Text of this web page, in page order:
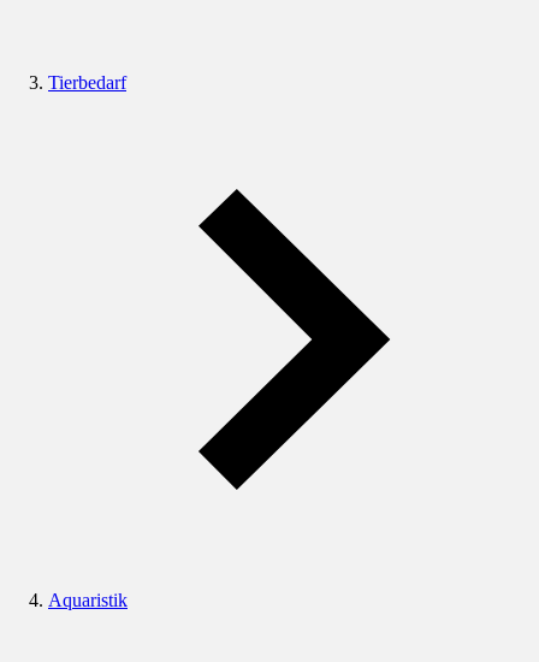
Tierbedarf
Aquaristik